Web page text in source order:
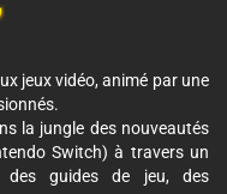
jeux vidéo, animé par une
la jungle des nouveautés
Switch) à travers un
des guides de jeu, des